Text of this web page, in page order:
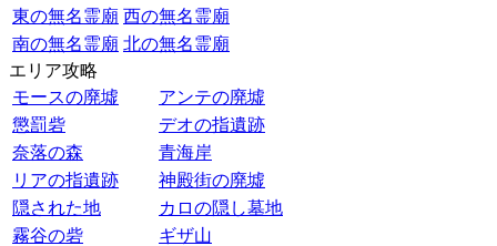
東の無名霊廟 西の無名霊廟
南の無名霊廟 北の無名霊廟
エリア攻略
モースの廃墟
アンテの廃墟
懲罰砦
デオの指遺跡
奈落の森
青海岸
リアの指遺跡
神殿街の廃墟
隠された地
カロの隠し墓地
霧谷の砦
ギザ山